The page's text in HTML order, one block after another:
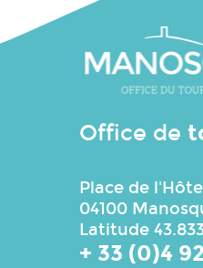
Office de
Place de
04100
Latitude
+ 33 (0)4